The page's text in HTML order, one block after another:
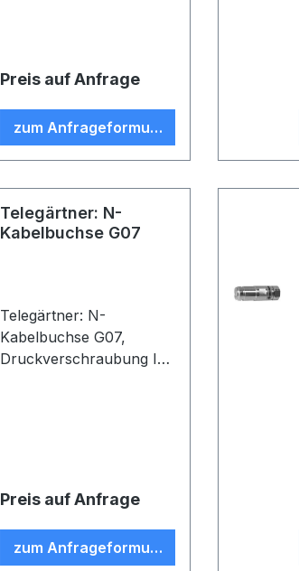
Preis auf Anfrage
zum Anfrageformular
Telegärtner: N-
Kabelbuchse G07
Telegärtner: N-
Kabelbuchse G07,
Druckverschraubung IP
Preis auf Anfrage
zum Anfrageformular